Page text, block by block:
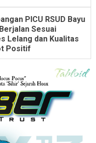
PICU RSUD Bayu
Sesuai
Lelang dan Kualitas
Positif